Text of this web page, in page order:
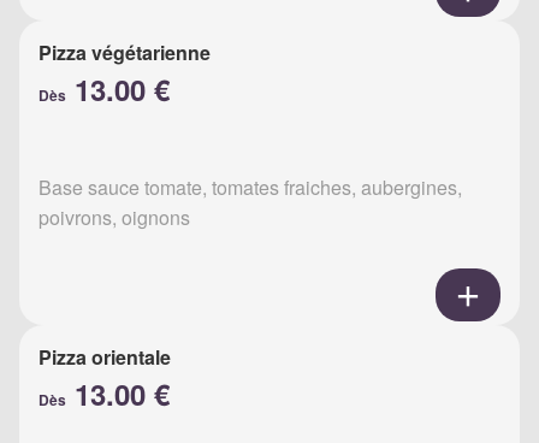
Pizza végétarienne
Dès 13.00 €
Base sauce tomate, tomates fraiches, aubergines,
poivrons, oignons
Pizza orientale
Dès 13.00 €